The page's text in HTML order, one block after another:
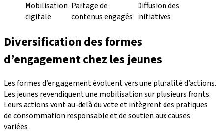
Mobilisation
digitale
Partage de
contenus engagés
Diffusion des
initiatives
Diversification des formes
d’engagement chez les jeunes
Les formes d’engagement évoluent vers une pluralité d’actions.
Les jeunes revendiquent une mobilisation sur plusieurs fronts.
Leurs actions vont au-delà du vote et intègrent des pratiques
de consommation responsable et de soutien aux causes
variées.